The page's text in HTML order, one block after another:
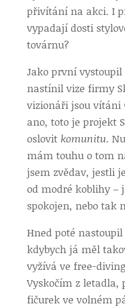
přivítání na akci. I
vypadají dosti
továrnu?
Jako první
nastínil vize firmy
vizionáři jsou vítáni
ano, toto je projekt
oslovit komunitu.
mám touhu o tom
jsem zvědav, jestli
od modré koblihy –
spokojen, nebo tak
Hned poté nastoupil
kdybych já měl
vyžívá ve free-
Vyskočím z letadla,
fičurek ve volném